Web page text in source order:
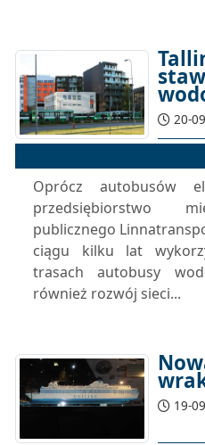
20-
Oprócz autobusów
przedsiębiorstwo
publicznego
ciągu kilku lat
trasach autobusy
również rozwój sieci...
19-